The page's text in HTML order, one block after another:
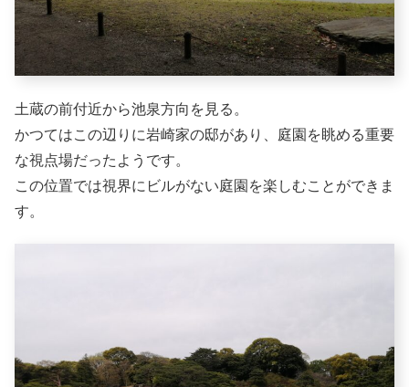
土蔵の前付近から池泉方向を見る。
かつてはこの辺りに岩崎家の邸があり、庭園を眺める重要
な視点場だったようです。
この位置では視界にビルがない庭園を楽しむことができま
す。